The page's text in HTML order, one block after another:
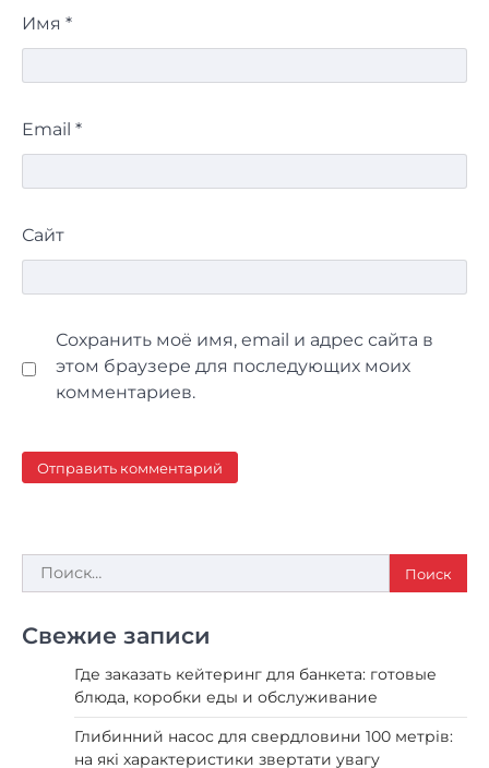
Имя *
Email *
Сайт
Сохранить моё имя, email и адрес сайта в
этом браузере для последующих моих
комментариев.
Найти:
Свежие записи
Где заказать кейтеринг для банкета: готовые
блюда, коробки еды и обслуживание
Глибинний насос для свердловини 100 метрів:
на які характеристики звертати увагу